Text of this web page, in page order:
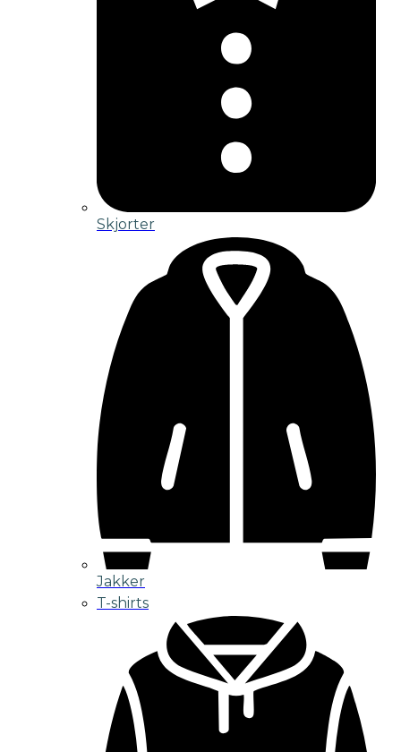
Skjorter
Jakker
T-shirts